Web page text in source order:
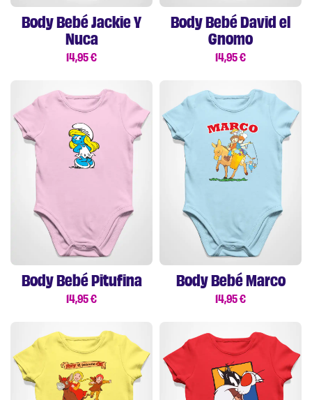
Body Bebé Jackie Y
Nuca
14,95 €
Body Bebé David el
Gnomo
14,95 €
Body Bebé Pitufina
14,95 €
Body Bebé Marco
14,95 €